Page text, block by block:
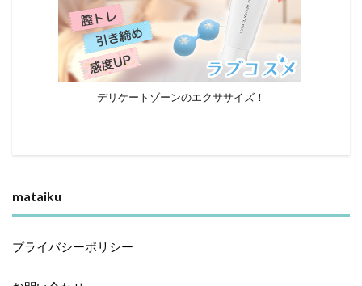
デリケートゾーンのエクササイズ！
mataiku
プライバシーポリシー